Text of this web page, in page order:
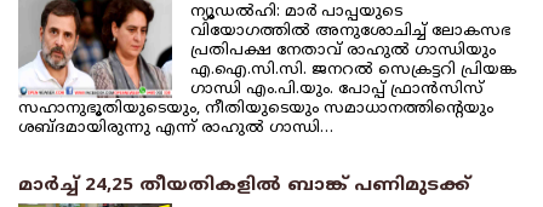
ന്യൂഡല്‍ഹി: മാര്‍ പാപ്പയുടെ
വിയോഗത്തില്‍ അനുശോചിച്ച് ലോകസഭ
പ്രതിപക്ഷ നേതാവ് രാഹുല്‍ ഗാന്ധിയും
എ.ഐ.സി.സി. ജനറല്‍ സെക്രട്ടറി പ്രിയങ്ക
ഗാന്ധി എം.പി.യും. പോപ്പ് ഫ്രാന്‍സിസ്
സഹാനുഭൂതിയുടെയും, നീതിയുടെയും സമാധാനത്തിന്റെയും
ശബ്ദമായിരുന്നു എന്ന് രാഹുല്‍ ഗാന്ധി…
മാര്‍ച്ച് 24,25 തീയതികളില്‍ ബാങ്ക് പണിമുടക്ക്